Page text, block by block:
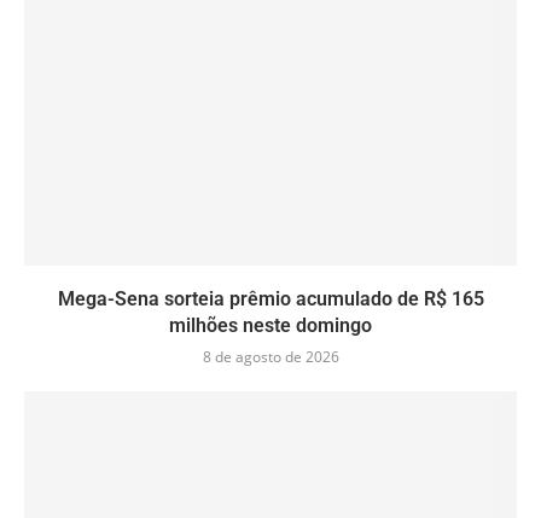
Mega-Sena sorteia prêmio acumulado de R$ 165
milhões neste domingo
8 de agosto de 2026